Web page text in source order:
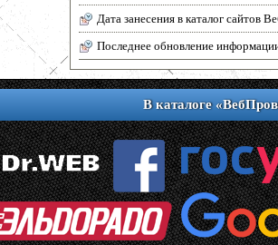
Дата занесения в каталог сайтов
Последнее обновление
В каталоге